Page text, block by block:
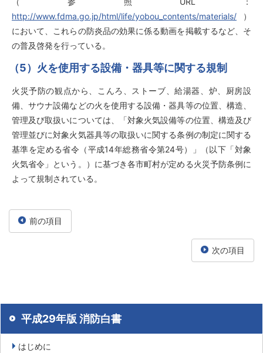
http://www.fdma.go.jp/html/life/yobou_contents/materials/ ）
において、これらの防炎品の効果に係る動画を掲載するなど、そ
の普及啓発を行っている。
（5）火を使用する設備・器具等に関する規制
火災予防の観点から、こんろ、ストーブ、給湯器、炉、厨房設
備、サウナ設備などの火を使用する設備・器具等の位置、構造、
管理及び取扱いについては、「対象火気設備等の位置、構造及び
管理並びに対象火気器具等の取扱いに関する条例の制定に関する
基準を定める省令（平成14年総務省令第24号）」（以下「対象
火気省令」という。）に基づき各市町村が定める火災予防条例に
よって規制されている。
前の項目
次の項目
平成29年版 消防白書
はじめに